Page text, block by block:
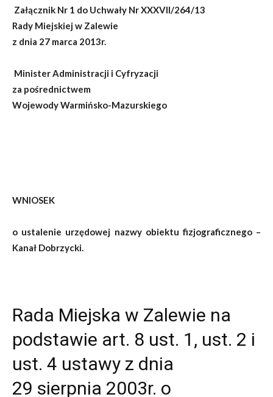
Załącznik Nr 1 do Uchwały NrXXXVII/264/13
Rady Miejskiej w Zalewie
z dnia 27 marca 2013r.
Minister Administracji i Cyfryzacji
za pośrednictwem
Wojewody Warmińsko-Mazurskiego
WNIOSEK
o ustalenie urzędowej nazwy obiektu fizjograficznego –
Kanał Dobrzycki.
Rada Miejska w Zalewie na
podstawie art. 8 ust. 1, ust. 2 i
ust. 4 ustawy z dnia
29 sierpnia 2003r. o